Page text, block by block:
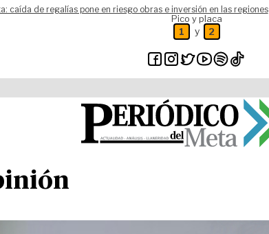
caída de regalías pone en riesgo obras e inversión en las regiones
Pico y placa
1 y 2